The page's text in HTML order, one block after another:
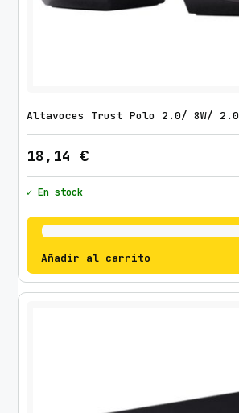
Altavoces Trust Polo 2.0/ 8W/ 2.0
18,14 €
✓ En stock
Añadir al carrito